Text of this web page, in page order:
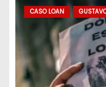
CASO LOAN